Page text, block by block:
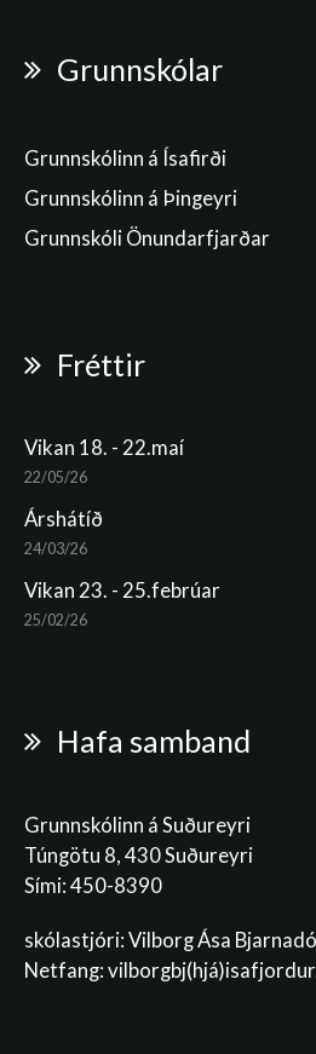
Grunnskólar
Grunnskólinn á Ísafirði
Grunnskólinn á Þingeyri
Grunnskóli Önundarfjarðar
Fréttir
Vikan 18. - 22.maí
22/05/26
Árshátíð
24/03/26
Vikan 23. - 25.febrúar
25/02/26
Hafa samband
Grunnskólinn á Suðureyri
Túngötu 8, 430 Suðureyri
Sími: 450-8390
skólastjóri: Vilborg Ása
Netfang: vilborgbj